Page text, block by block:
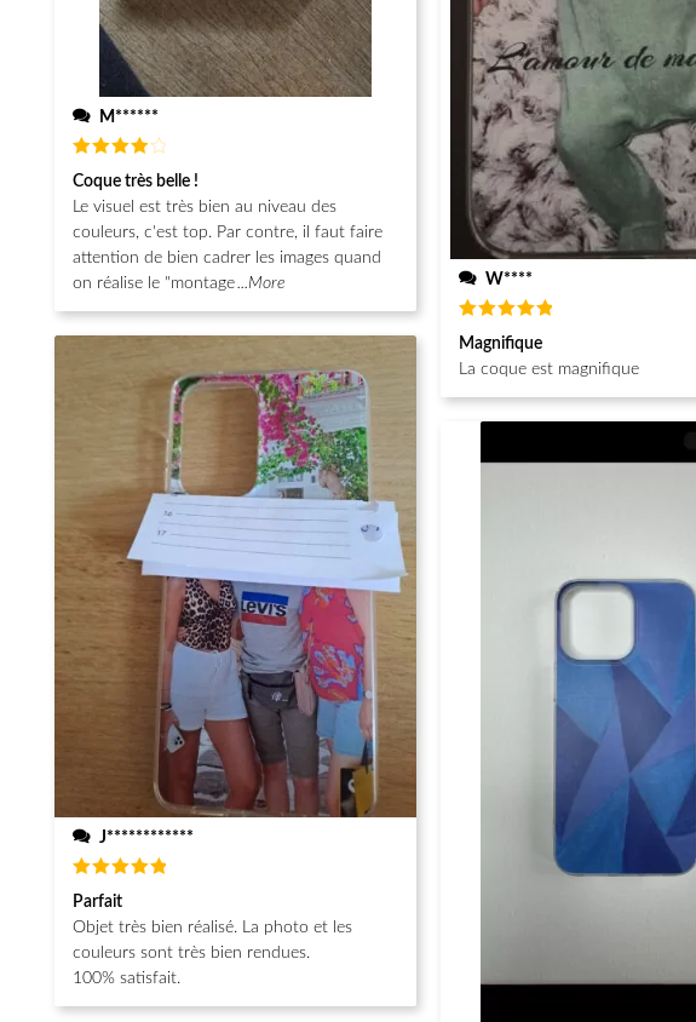
M******
Note
sur 5
Coque très belle !
Le visuel est très bien au niveau des
couleurs, c'est top. Par contre, il faut faire
attention de bien cadrer les images quand
on réalise le "montage...More
J************
Note5
sur 5
Parfait
Objet très bien réalisé. La photo et les
couleurs sont très bien rendues.
100% satisfait.
W****
Note5
sur 5
Magnifique
La coque est magnifique